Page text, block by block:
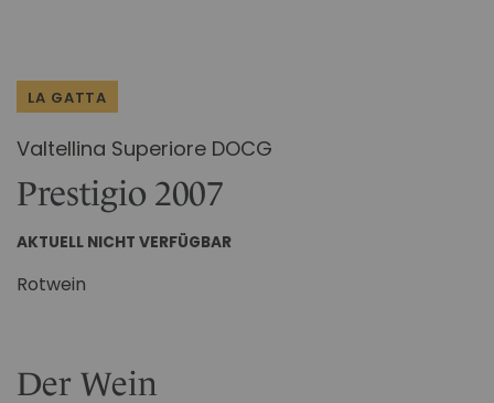
ALLE GESCHENKIDEEN
Der Wein
LA GATTA
Valtellina Superiore DOCG
Prestigio 2007
AKTUELL NICHT VERFÜGBAR
Rotwein
Bildgalerie
springen